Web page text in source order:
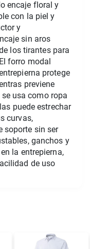
encaje floral y
con la piel y
y
sin aros
los tirantes para
forro modal
protege
previene
usa como ropa
puede estrechar
curvas,
soporte sin ser
ganchos y
la entrepierna,
de uso